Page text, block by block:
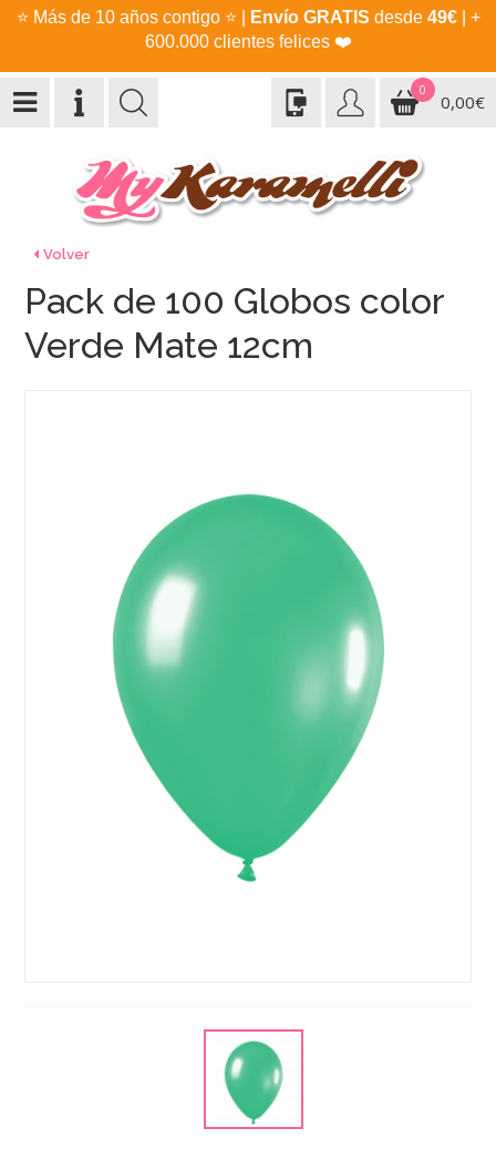
⭐ Más de 10 años contigo ⭐ Envío GRATIS desde 49€| +
600.000 clientes felices ❤️
0
0,00€
Volver
Pack de 100 Globos color
Verde Mate 12cm